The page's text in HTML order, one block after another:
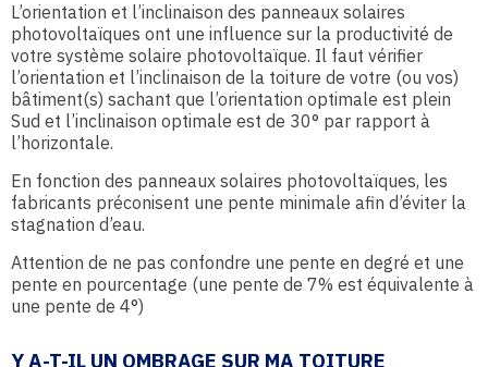
L’orientation et l’inclinaison des panneaux solaires
photovoltaïques ont une influence sur la productivité de
votre système solaire photovoltaïque. Il faut vérifier
l’orientation et l’inclinaison de la toiture de votre (ou vos)
bâtiment(s) sachant que l’orientation optimale est plein
Sud et l’inclinaison optimale est de 30° par rapport à
l’horizontale.
En fonction des panneaux solaires photovoltaïques, les
fabricants préconisent une pente minimale afin d’éviter la
stagnation d’eau.
Attention de ne pas confondre une pente en degré et une
pente en pourcentage (une pente de 7% est équivalente à
une pente de 4°)
Y A-T-IL UN OMBRAGE SUR MA TOITURE